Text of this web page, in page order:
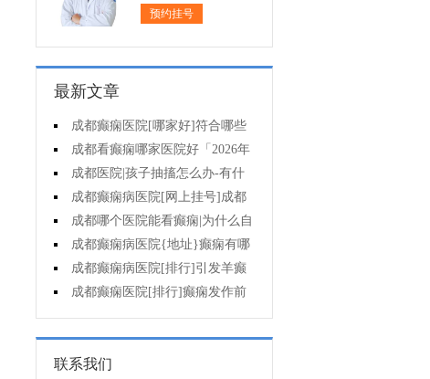
预约挂号
最新文章
成都癫痫医院[哪家好]符合哪些
条件可减药、停药?
成都看癫痫哪家医院好「2026年
度公布」孩子高烧不退当心变成癫
痫!
成都医院|孩子抽搐怎么办-有什
么好的方法可以预防癫痫发作?
成都癫痫病医院[网上挂号]成都
哪里有治疗癫痫的中医?
成都哪个医院能看癫痫|为什么自
己会得癫痫病?
成都癫痫病医院{地址}癫痫有哪
些危害?
成都癫痫病医院[排行]引发羊癫
疯的因素有哪些?
成都癫痫医院[排行]癫痫发作前
有感觉吗?
联系我们